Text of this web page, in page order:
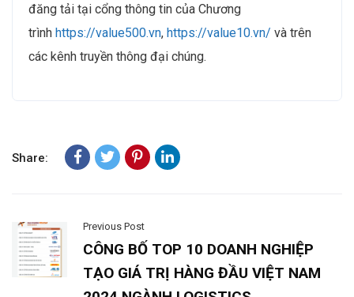
đăng tải tại cổng thông tin của Chương
trình https://value500.vn, https://value10.vn/ và trên
các kênh truyền thông đại chúng.
Share:
Previous Post
CÔNG BỐ TOP 10 DOANH NGHIỆP
TẠO GIÁ TRỊ HÀNG ĐẦU VIỆT NAM